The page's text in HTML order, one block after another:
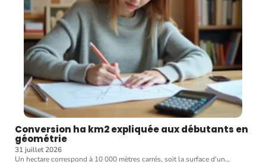
Conversion ha km2 expliquée aux débutants en
géométrie
31 juillet 2026
Un hectare correspond à 10 000 mètres carrés, soit la surface d'un…